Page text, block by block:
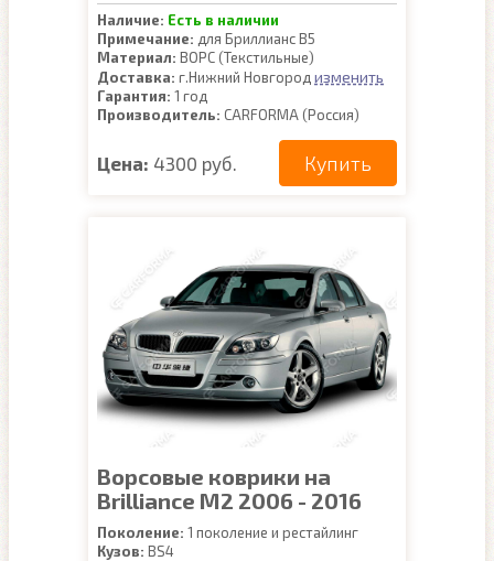
Наличие: Есть в наличии
Примечание: для Бриллианс В5
Материал: ВОРС (Текстильные)
Доставка: г.Нижний Новгород изменить
Гарантия: 1 год
Производитель: CARFORMA (Россия)
Цена: 4300 руб. Купить
Ворсовые коврики на
Brilliance M2 2006 - 2016
Поколение: 1 поколение и рестайлинг
Кузов: BS4